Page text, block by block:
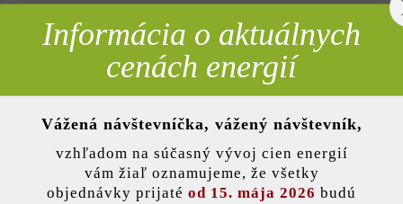
Opis produktu
plochy. Zoradené v jednej línii ukazujú cestu a pri zdanlivo
22 od in-lite vydáva jasné, trblietavé svetlo. Keďže sa po ňom dá
betónovej dlažby vyvŕtame otvory. Hyve 22 sa vyrába aj vo
ušľachtilej ocele a vo väčšom vyhotovení Hyve.
Informácia o aktuálnych
cenách energií
Vážená návštevníčka, vážený návštevník,
vzhľadom na súčasný vývoj cien energií
vám žiaľ oznamujeme, že všetky
objednávky prijaté od 15. mája 2026 budú